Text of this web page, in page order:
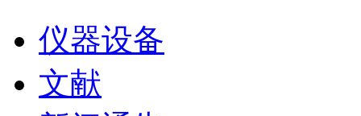
仪器设备
文献